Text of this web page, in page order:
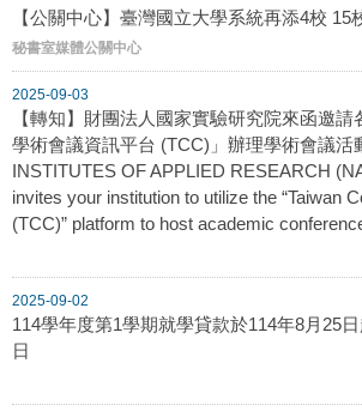
【公關中心】臺灣國立大學系統再添4校 15
秘書室媒體公關中心
2025-09-03
【轉知】財團法人國家實驗研究院來函邀
學術會議資訊平台 (TCC)」辦理學術會議活
INSTITUTES OF APPLIED RESEARCH
invites your institution to utilize the “Taiwan
(TCC)” platform to host academic
2025-09-02
114學年度第1學期就學貸款於114年8月25
日